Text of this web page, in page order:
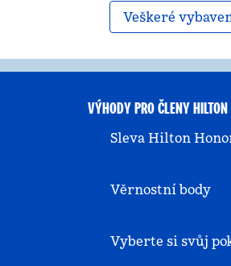
Veškeré
VÝHODY PRO ČLENY
Sleva Hilton
Věrnostní body
Vyberte si svůj